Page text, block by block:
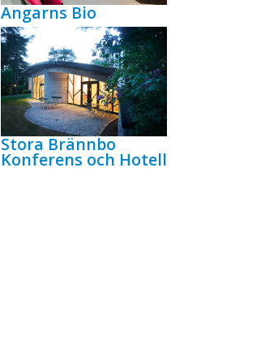
Angarns Bio
Stora Brännbo
Konferens och Hotell